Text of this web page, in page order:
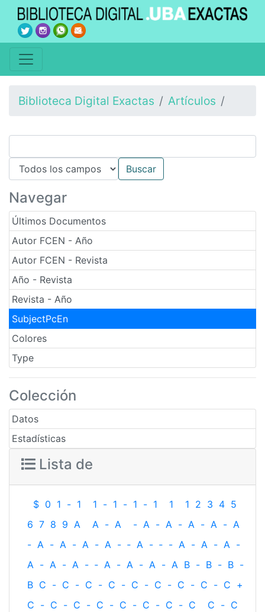
Biblioteca Digital Exactas Artículos
Navegar
Últimos Documentos
Autor FCEN - Año
Autor FCEN - Revista
Año - Revista
Revista - Año
SubjectPcEn
Colores
Type
Colección
Datos
Estadísticas
Lista de
$ 0 1 - 1 1 - 1 - 1 - 1 1 1 2 3 4 5
6 7 8 9 A A - A - A - A - A - A - A
- A - A - A - A - ‐ A - ‐ - A - A - A -
A - A - A - ‐ A - A - A - A B - B - B -
B C - C - C - C - C - C - C - C - C +
C - C - C - C - C - C - C - C C - C